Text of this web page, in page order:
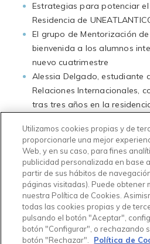
Estrategias para potenciar
Residencia de
El grupo de Mentorización
bienvenida a los alumnos
nuevo cuatrimestre
Alessia Delgado, estudiante
Relaciones Internacionales,
tras tres años en la
Temporada de exámenes en
manera se preparan los
para este periodo?
La residencia de
Competencia de Tortillas
Universidad
Iroska Aceituno Flamenco,
Internacionales, destaca su
Utilizamos cookies propias y de
proporcionarle una mejor
Web, y en su caso, para fines
publicidad personalizada en base
partir de sus hábitos de
páginas visitadas). Puede obtener
nuestra Política de Cookies.
todas las cookies propias y de
pulsando el botón "Aceptar",
botón "Configurar", o rechazando
botón "Rechazar".
Política de